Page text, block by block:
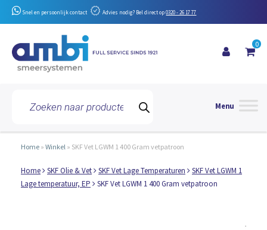
Snel en persoonlijk contact Advies nodig? Bel direct op0320 - 26 17 77
zoeken
0
Home » Winkel » SKF Vet LGWM 1 400 Gram vetpatroon
Home SKF Olie & Vet SKF Vet Lage Temperaturen
SKF Vet LGWM 1
Lage temperatuur, EP
SKF Vet LGWM 1 400 Gram vetpatroon